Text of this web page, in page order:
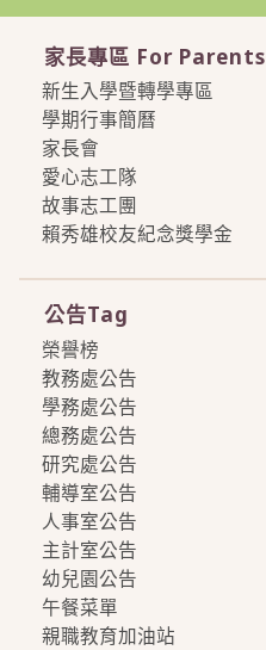
家長專區 For Parents
新生入學暨轉學專區
學期行事簡曆
家長會
愛心志工隊
故事志工團
賴秀雄校友紀念獎學金
公告Tag
榮譽榜
教務處公告
學務處公告
總務處公告
研究處公告
輔導室公告
人事室公告
主計室公告
幼兒園公告
午餐菜單
親職教育加油站